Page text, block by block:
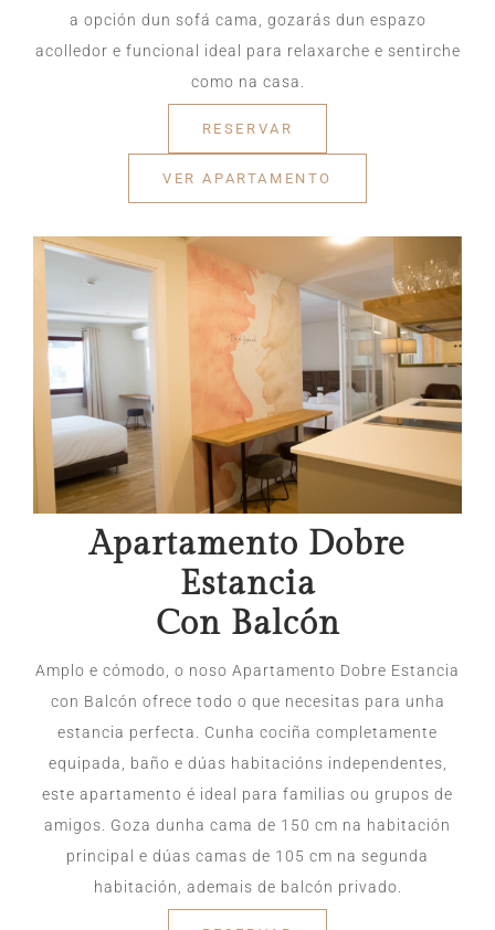
a opción dun sofá cama, gozarás dun espazo
acolledor e funcional ideal para relaxarche e sentirche
como na casa.
RESERVAR
VER APARTAMENTO
Apartamento Dobre
Estancia
Con Balcón
Amplo e cómodo, o noso Apartamento Dobre Estancia
con Balcón ofrece todo o que necesitas para unha
estancia perfecta. Cunha cociña completamente
equipada, baño e dúas habitacións independentes,
este apartamento é ideal para familias ou grupos de
amigos. Goza dunha cama de 150 cm na habitación
principal e dúas camas de 105 cm na segunda
habitación, ademais de balcón privado.
En linea ahora